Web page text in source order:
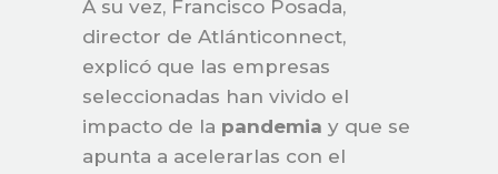
A su vez, Francisco Posada,
director de Atlánticonnect,
explicó que las empresas
seleccionadas han vivido el
impacto de la pandemia y que se
apunta a acelerarlas con el